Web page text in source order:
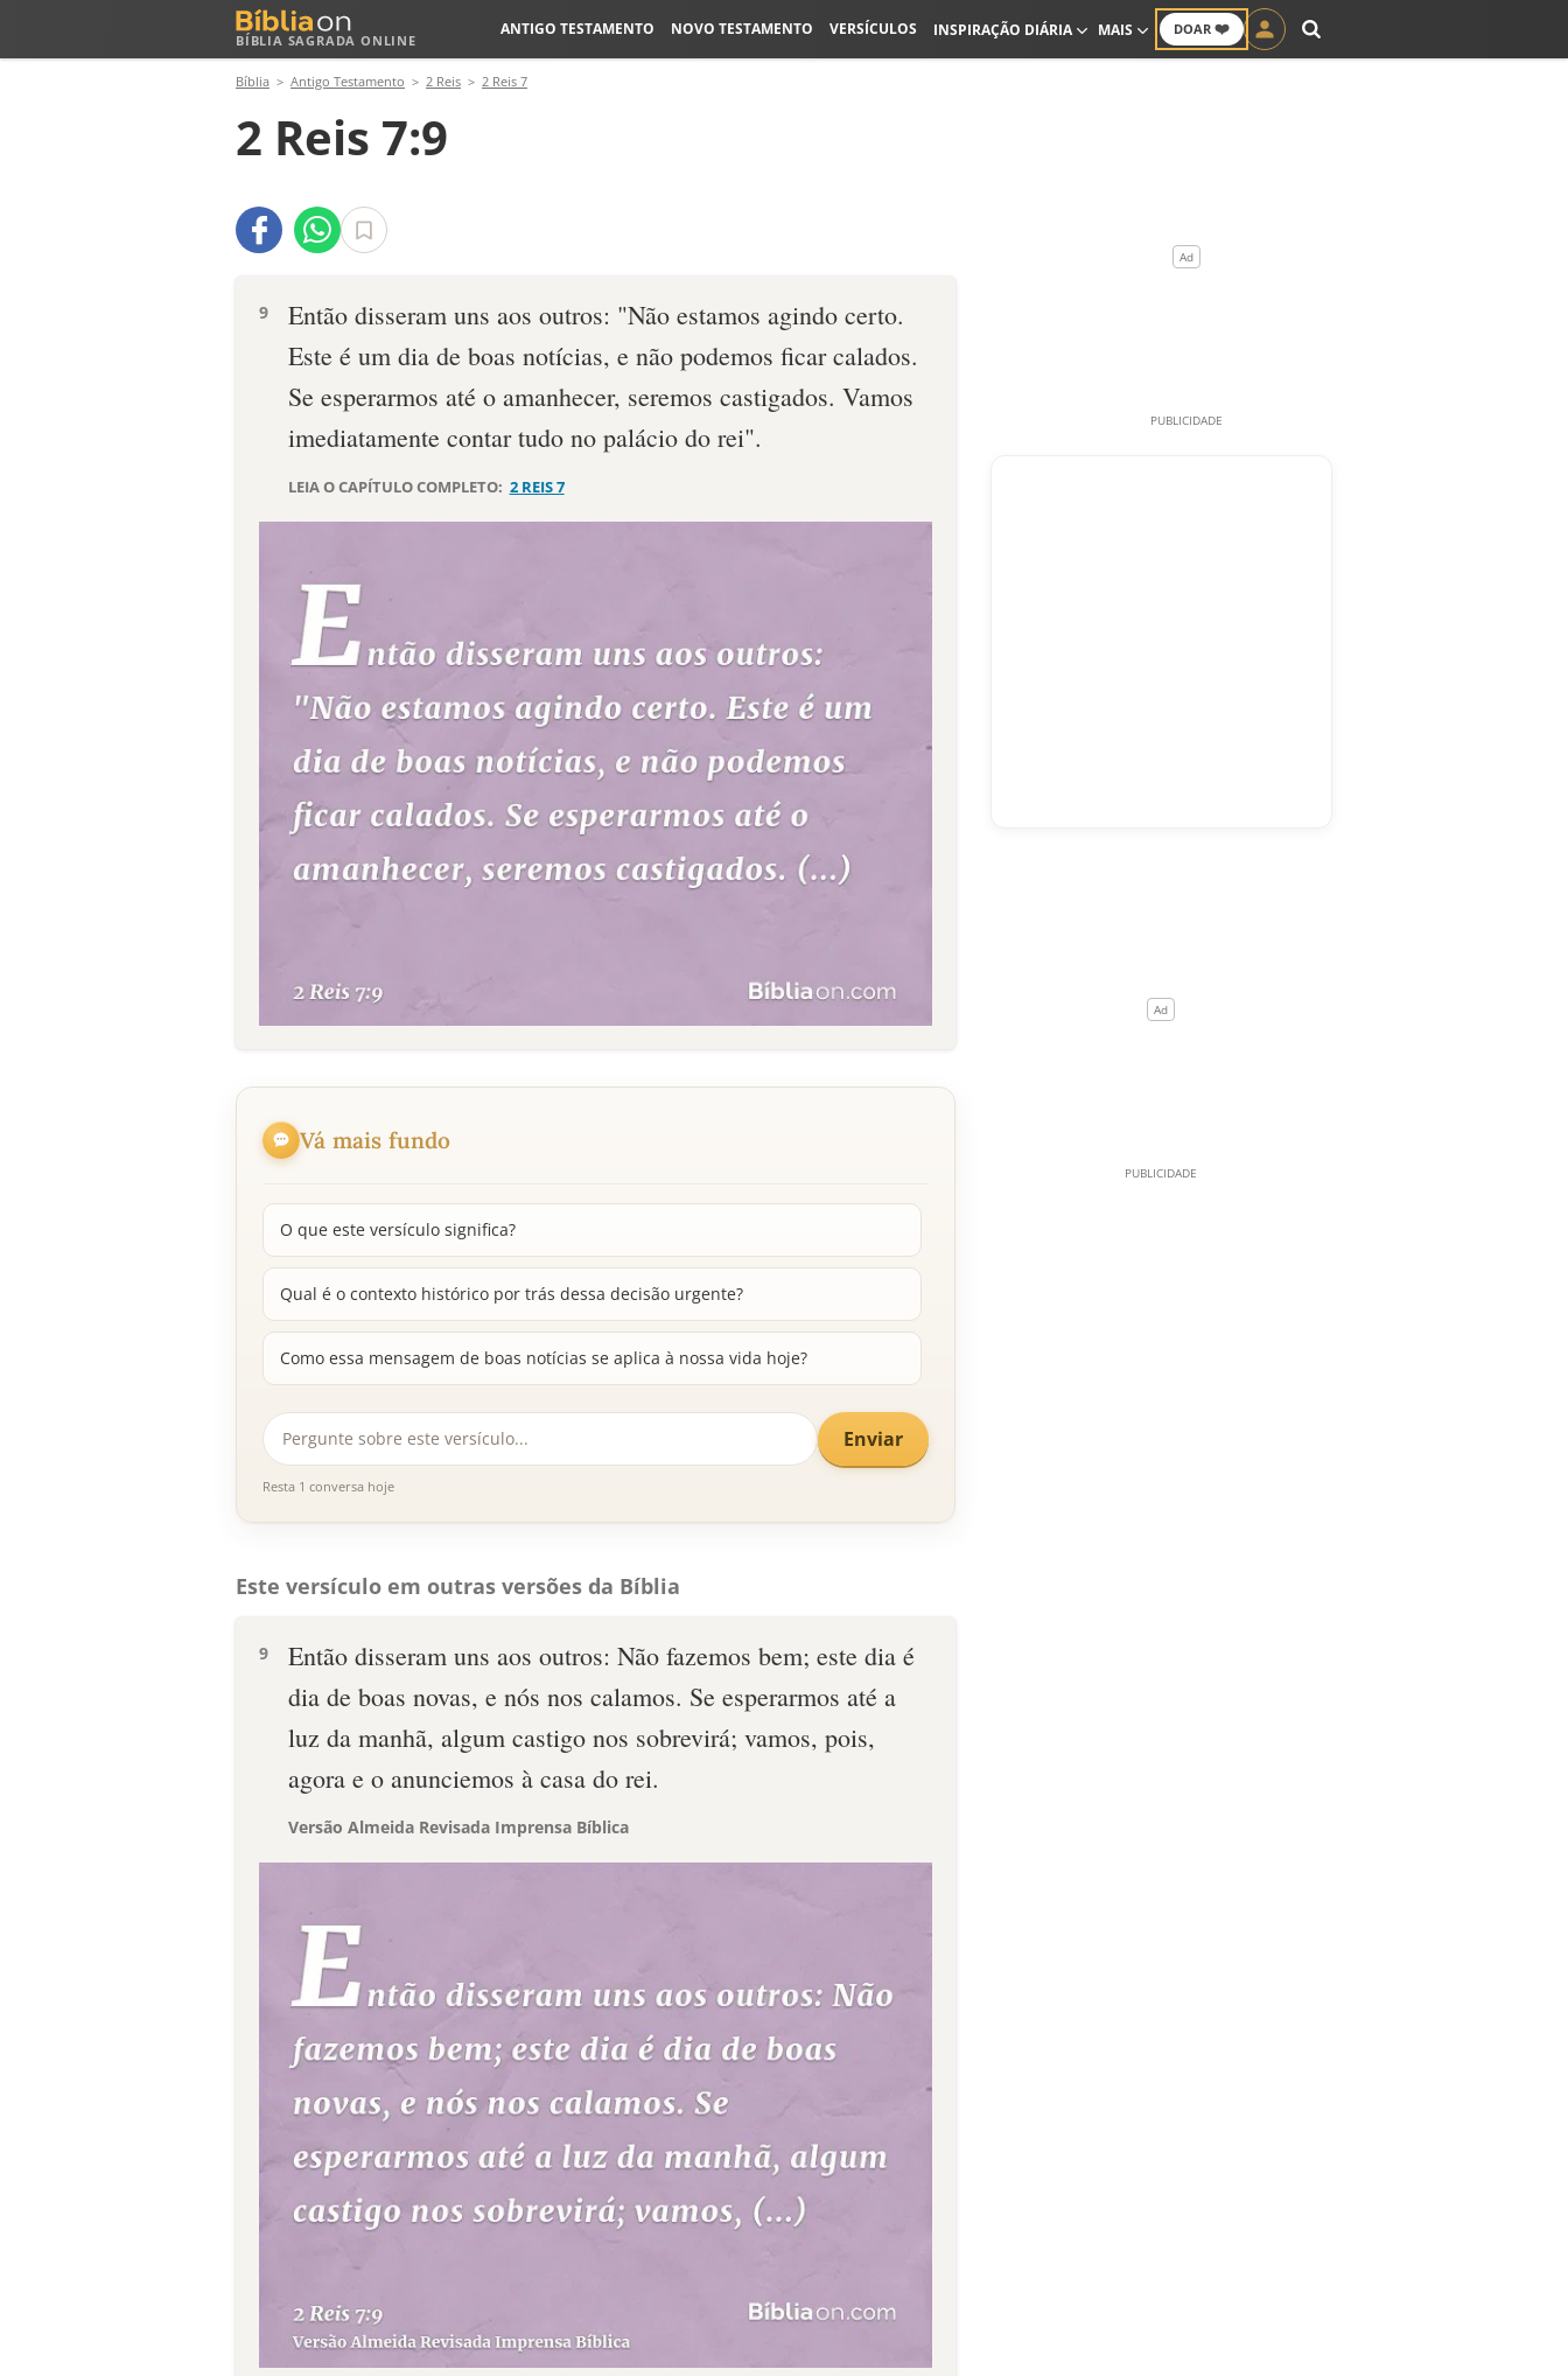
BÍBLIA SAGRADA ONLINE
DOAR ❤️
ANTIGO TESTAMENTO NOVO TESTAMENTO VERSÍCULOS INSPIRAÇÃO DIÁRIA MAIS
Bíblia Antigo Testamento 2 Reis 2 Reis 7
2 Reis 7:9
9
Então disseram uns aos outros: "Não estamos agindo certo.
Este é um dia de boas notícias, e não podemos ficar calados.
Se esperarmos até o amanhecer, seremos castigados. Vamos
imediatamente contar tudo no palácio do rei".
LEIA O CAPÍTULO COMPLETO: 2 REIS 7
Vá mais fundo
O que este versículo significa?
Qual é o contexto histórico por trás dessa decisão urgente?
Como essa mensagem de boas notícias se aplica à nossa vida hoje?
Enviar
Resta 1 conversa hoje
Este versículo em outras versões da Bíblia
9
Então disseram uns aos outros: Não fazemos bem; este dia é
dia de boas novas, e nós nos calamos. Se esperarmos até a
luz da manhã, algum castigo nos sobrevirá; vamos, pois,
agora e o anunciemos à casa do rei.
Versão Almeida Revisada Imprensa Bíblica